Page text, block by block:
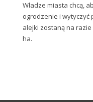
Władze miasta chcą,
ogrodzenie i wytyczyć
alejki zostaną na
ha.